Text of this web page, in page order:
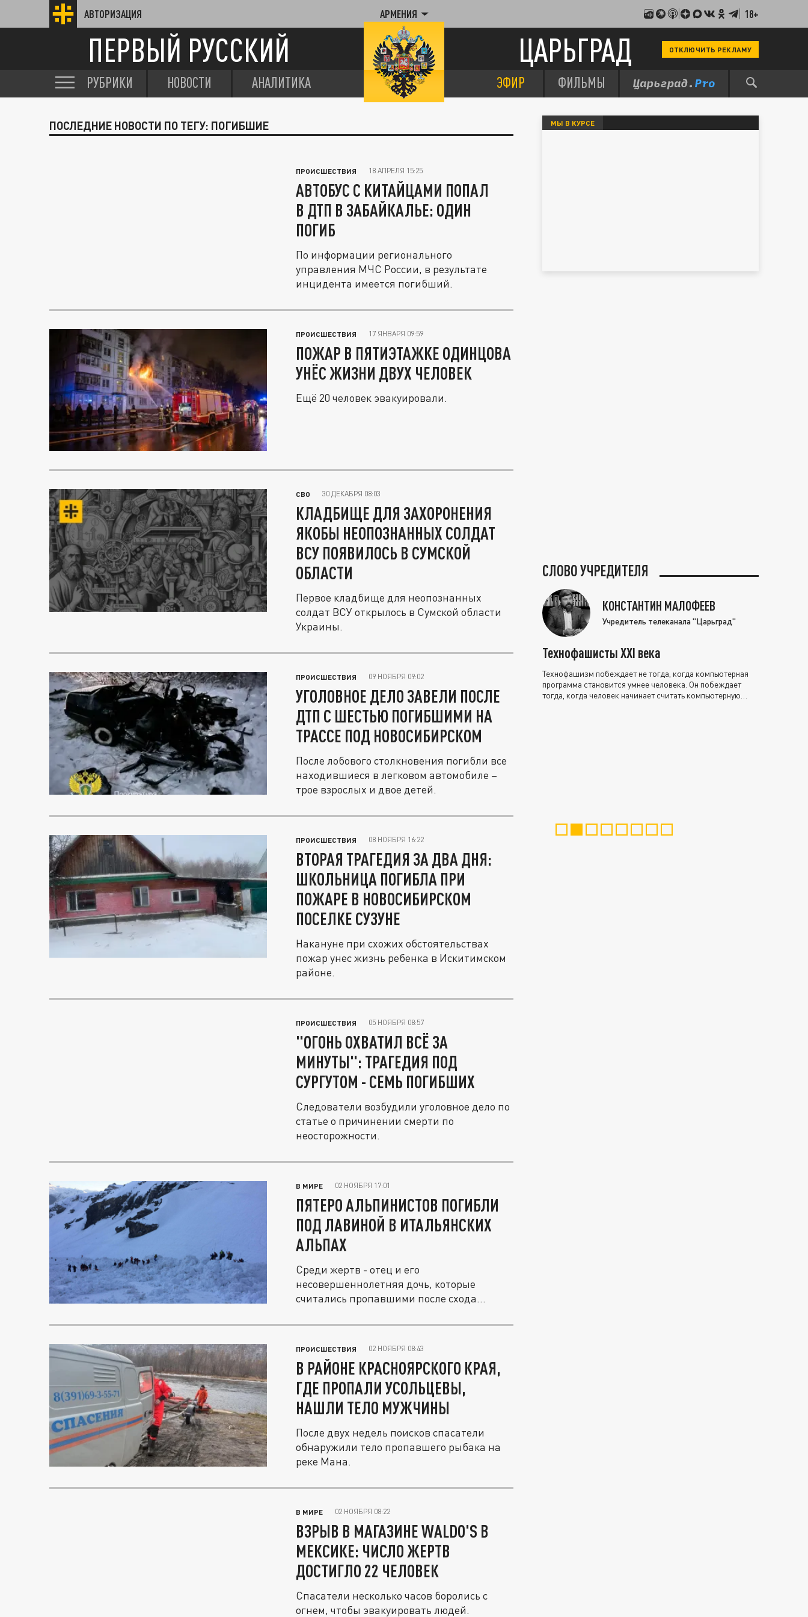
АВТОРИЗАЦИЯ АРМЕНИЯ 18+
ПЕРВЫЙ РУССКИЙ ЦАРЬГРАД ОТКЛЮЧИТЬ РЕКЛАМУ
РУБРИКИ НОВОСТИ АНАЛИТИКА ЭФИР ФИЛЬМЫ
ПОСЛЕДНИЕ НОВОСТИ ПО ТЕГУ: ПОГИБШИЕ
ПРОИСШЕСТВИЯ 18 АПРЕЛЯ 15:25
АВТОБУС С КИТАЙЦАМИ ПОПАЛ
В ДТП В ЗАБАЙКАЛЬЕ: ОДИН
ПОГИБ
По информации регионального
управления МЧС России, в результате
инцидента имеется погибший.
ПРОИСШЕСТВИЯ 17 ЯНВАРЯ 09:59
ПОЖАР В ПЯТИЭТАЖКЕ ОДИНЦОВА
УНЁС ЖИЗНИ ДВУХ ЧЕЛОВЕК
Ещё 20 человек эвакуировали.
СВО 30 ДЕКАБРЯ 08:03
КЛАДБИЩЕ ДЛЯ ЗАХОРОНЕНИЯ
ЯКОБЫ НЕОПОЗНАННЫХ СОЛДАТ
ВСУ ПОЯВИЛОСЬ В СУМСКОЙ
ОБЛАСТИ
Первое кладбище для неопознанных
солдат ВСУ открылось в Сумской области
Украины.
ПРОИСШЕСТВИЯ 09 НОЯБРЯ 09:02
УГОЛОВНОЕ ДЕЛО ЗАВЕЛИ ПОСЛЕ
ДТП С ШЕСТЬЮ ПОГИБШИМИ НА
ТРАССЕ ПОД НОВОСИБИРСКОМ
После лобового столкновения погибли все
находившиеся в легковом автомобиле –
трое взрослых и двое детей.
ПРОИСШЕСТВИЯ 08 НОЯБРЯ 16:22
ВТОРАЯ ТРАГЕДИЯ ЗА ДВА ДНЯ:
ШКОЛЬНИЦА ПОГИБЛА ПРИ
ПОЖАРЕ В НОВОСИБИРСКОМ
ПОСЕЛКЕ СУЗУНЕ
Накануне при схожих обстоятельствах
пожар унес жизнь ребенка в Искитимском
районе.
ПРОИСШЕСТВИЯ 05 НОЯБРЯ 08:57
"ОГОНЬ ОХВАТИЛ ВСЁ ЗА
МИНУТЫ": ТРАГЕДИЯ ПОД
СУРГУТОМ - СЕМЬ ПОГИБШИХ
Следователи возбудили уголовное дело по
статье о причинении смерти по
неосторожности.
В МИРЕ 02 НОЯБРЯ 17:01
ПЯТЕРО АЛЬПИНИСТОВ ПОГИБЛИ
ПОД ЛАВИНОЙ В ИТАЛЬЯНСКИХ
АЛЬПАХ
Среди жертв - отец и его
несовершеннолетняя дочь, которые
считались пропавшими после схода
ПРОИСШЕСТВИЯ 02 НОЯБРЯ 08:43
В РАЙОНЕ КРАСНОЯРСКОГО КРАЯ,
ГДЕ ПРОПАЛИ УСОЛЬЦЕВЫ,
НАШЛИ ТЕЛО МУЖЧИНЫ
После двух недель поисков спасатели
обнаружили тело пропавшего рыбака на
реке Мана.
В МИРЕ 02 НОЯБРЯ 08:22
ВЗРЫВ В МАГАЗИНЕ WALDO'S В
МЕКСИКЕ: ЧИСЛО ЖЕРТВ
ДОСТИГЛО 22 ЧЕЛОВЕК
Спасатели несколько часов боролись с
огнем, чтобы эвакуировать людей.
МЫ В КУРСЕ
СЛОВО УЧРЕДИТЕЛЯ
КОНСТАНТИН МАЛОФЕЕВ
Учредитель телеканала "Царьград"
Технофашисты XXI века
Технофашизм побеждает не тогда, когда компьютерная
программа становится умнее человека. Он побеждает
тогда, когда человек начинает считать компьютерную